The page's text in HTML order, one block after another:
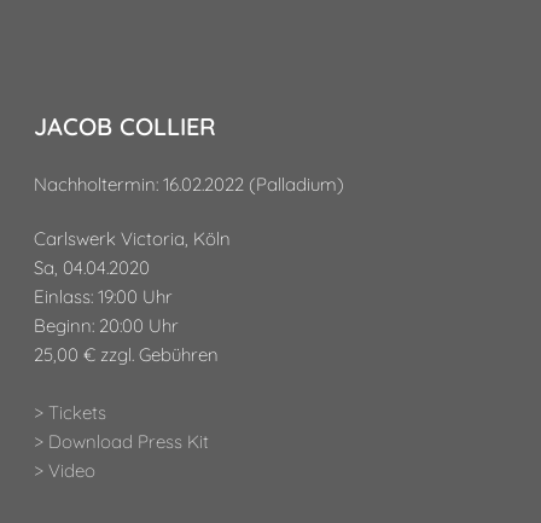
JACOB COLLIER
Nachholtermin: 16.02.2022 (Palladium)
Carlswerk Victoria, Köln
Sa, 04.04.2020
Einlass: 19:00 Uhr
Beginn: 20:00 Uhr
25,00 € zzgl. Gebühren
> Tickets
> Download Press Kit
> Video